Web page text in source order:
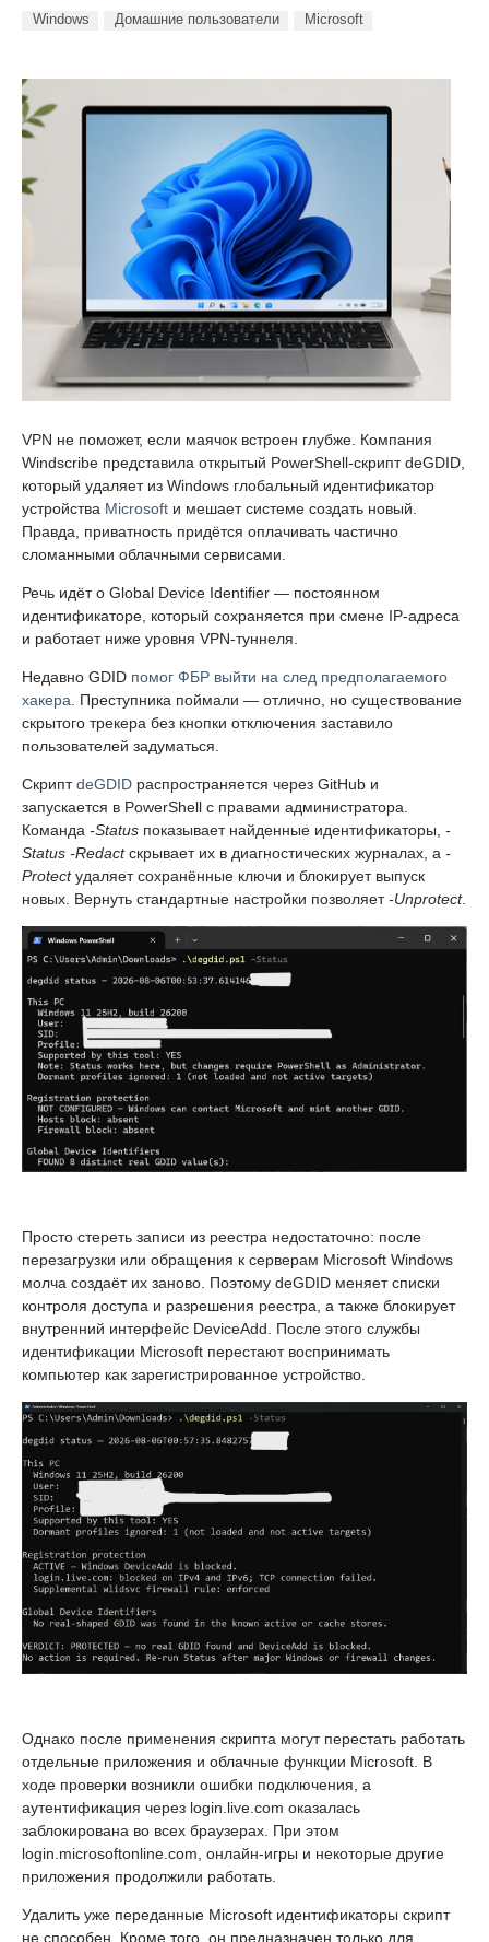
Windows Домашние пользователи Microsoft
VPN не поможет, если маячок встроен глубже. Компания
Windscribe представила открытый PowerShell-скрипт deGDID,
который удаляет из Windows глобальный идентификатор
устройства Microsoft и мешает системе создать новый.
Правда, приватность придётся оплачивать частично
сломанными облачными сервисами.
Речь идёт о Global Device Identifier — постоянном
идентификаторе, который сохраняется при смене IP-адреса
и работает ниже уровня VPN-туннеля.
Недавно GDID помог ФБР выйти на след предполагаемого
хакера . Преступника поймали — отлично, но существование
скрытого трекера без кнопки отключения заставило
пользователей задуматься.
СкриптdeGDID распространяется через GitHub и
запускается в PowerShell с правами администратора.
Команда -Status показывает найденные идентификаторы, -
Status -Redactскрывает их в диагностических журналах, а -
Protectудаляет сохранённые ключи и блокирует выпуск
новых. Вернуть стандартные настройки позволяет-Unprotect.
Просто стереть записи из реестра недостаточно: после
перезагрузки или обращения к серверам Microsoft Windows
молча создаёт их заново. Поэтому deGDID меняет списки
контроля доступа и разрешения реестра, а также блокирует
внутренний интерфейс DeviceAdd. После этого службы
идентификации Microsoft перестают воспринимать
компьютер как зарегистрированное устройство.
Однако после применения скрипта могут перестать работать
отдельные приложения и облачные функции Microsoft. В
ходе проверки возникли ошибки подключения, а
аутентификация через login.live.com оказалась
заблокирована во всех браузерах. При этом
login.microsoftonline.com, онлайн-игры и некоторые другие
приложения продолжили работать.
Удалить уже переданные Microsoft идентификаторы скрипт
не способен. Кроме того, он предназначен только для